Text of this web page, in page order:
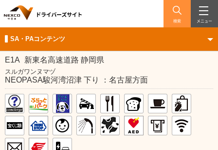
検索 メニュー
SA・PAコンテンツ
E1A 新東名高速道路 静岡県
スルガワンヌマヅ
NEOPASA駿河湾沼津 下り ：名古屋方面